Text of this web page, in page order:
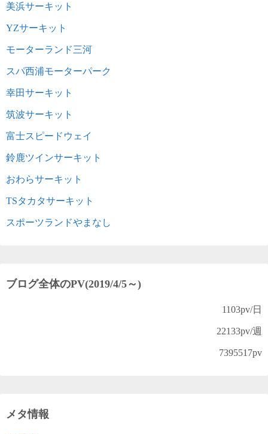
美浜サーキット
YZサーキット
モーターランド三河
スパ西浦モーターパーク
幸田サーキット
筑波サーキット
富士スピードウェイ
鈴鹿ツインサーキット
おわらサーキット
TSタカタサーキット
スポーツランドやまなし
ブログ全体のPV(2019/4/5～)
1103pv/日
22133pv/週
7395517pv
メタ情報